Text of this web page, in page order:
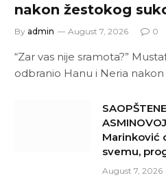
nakon žestokog
By admin August 7, 2026 0
“Zar vas nije sramota?”
odbranio Hanu i Neria
Marinković
svemu,
August 7, 2026